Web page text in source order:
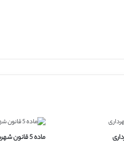
ماده 5 قانون شهرداری